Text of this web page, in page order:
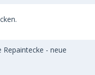
Repaintecke - neue